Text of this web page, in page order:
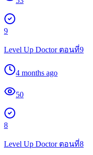
9
Level Up Doctor ตอนที่9
4 months ago
50
8
Level Up Doctor ตอนที่8